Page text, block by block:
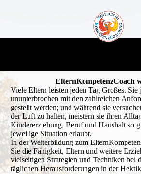
ElternKompetenzCoach
Viele Eltern leisten jeden Tag Großes. Sie
ununterbrochen mit den zahlreichen
gestellt werden; und während sie
der Luft zu halten, meistern sie ihren
Kindererziehung, Beruf und Haushalt so
jeweilige Situation erlaubt.
In der Weiterbildung zum
Sie die Fähigkeit, Eltern und weitere
vielseitigen Strategien und Techniken bei
täglichen Herausforderungen in der